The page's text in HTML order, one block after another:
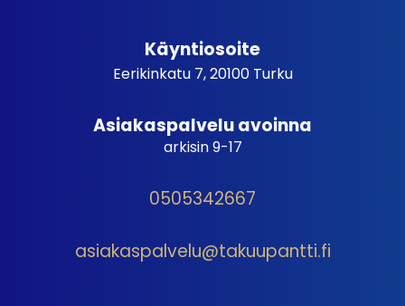
Käyntiosoite
Eerikinkatu 7, 20100 Turku
Asiakaspalvelu avoinna
arkisin 9-17
0505342667
asiakaspalvelu@takuupantti.fi